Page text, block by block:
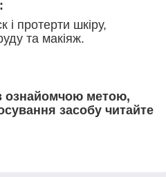
і протерти шкіру,
та макіяж.
ознайомчою метою,
засобу читайте